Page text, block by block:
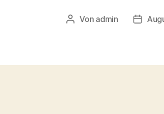
Beitragsautor
Von admin